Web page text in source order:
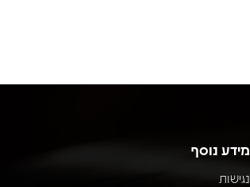
מידע נוסף
נגישות